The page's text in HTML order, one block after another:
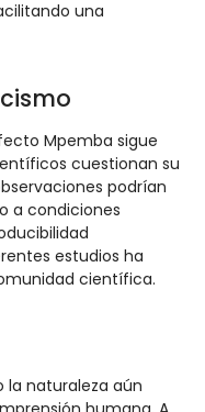
una
Mpemba sigue
cuestionan su
podrían
a condiciones
estudios ha
científica.
la naturaleza aún